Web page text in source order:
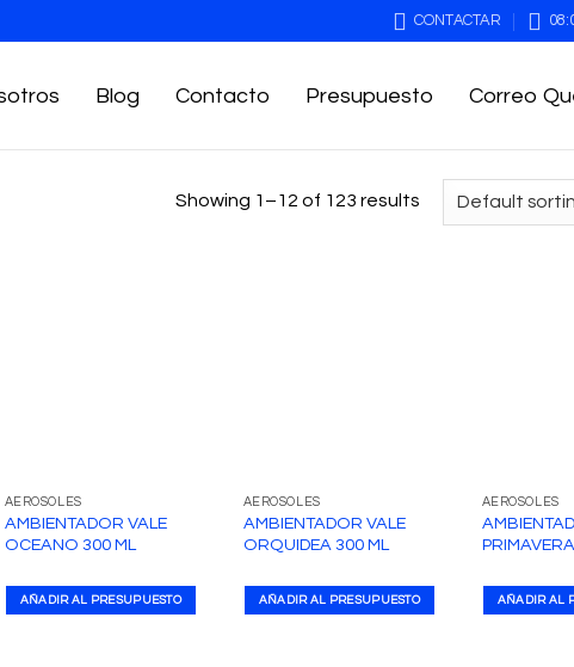
CONTACTAR
Blog Contacto Presupuesto Correo
Showing 1–12 of 123 results
AEROSOLES
AMBIENTADOR VALE
OCEANO 300 ML
AÑADIR AL PRESUPUESTO
AEROSOLES
AMBIENTADOR VALE
ORQUIDEA 300 ML
AÑADIR AL PRESUPUESTO
AEROSOLES
AÑADIR AL